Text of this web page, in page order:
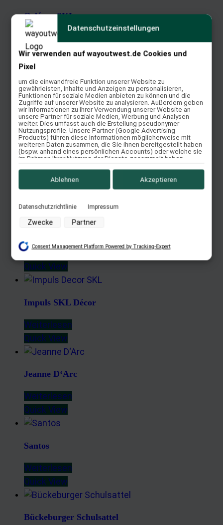
Orléans SKL
Weiterlesen
Quick View
Jerez
Weiterlesen
Quick View
Impuls Brilliant
Weiterlesen
Weiterlesen
Quick View
Impuls SKL Décor
Weiterlesen
Quick View
Jeanne D‘Arc
Weiterlesen
Quick View
Santos
Weiterlesen
Quick View
Bückeburger Schulsattel
Datenschutzeinstellungen
Wir verwenden auf wayoutwest.de Cookies und
Pixel
um die einwandfreie Funktion unserer Website zu
gewährleisten, Inhalte und Anzeigen zu personalisieren,
Funktionen für soziale Medien anbieten zu können und die
Zugriffe auf unserer Website zu analysieren. Außerdem geben
wir Informationen zu Ihrer Verwendung unserer Website an
unsere Partner für soziale Medien, Werbung und Analysen
weiter. Dies umfasst auch die Erstellung pseudonymer
Nutzungsprofile. Unsere Partner (Google Advertising
Products) führen diese Informationen möglicherweise mit
weiteren Daten zusammen, die Sie ihnen bereitgestellt haben
(bspw. anhand eines persönlichen Accounts) oder welche sie
im Rahmen Ihrer Nutzung der Dienste gesammelt haben
Nutzung von Cookies und Pixeln können Sie jederzeit
widerrufen, indem Sie auf den Datenschutz-Button links unten
klicken und dort die entsprechenden Anpassungen
Zwecke der Datenverarbeitung durch unsere Partner:
Endgerät
Erstellung von Profilen für personalisierte Werbung
Verwendung von Profilen zur Auswahl personalisierter Werbung
Verwendung von Profilen zur Auswahl personalisierter Inhalte
Messung der Werbeleistung
Messung der Performance von Inhalten
Analyse von Zielgruppen durch Statistiken oder Kombinationen
Entwicklung und Verbesserung der Angebote
Besondere Features:
Verwendung genauer Standortdaten
Datenschutzrichtlinie Impressum
Zwecke Partner
Ablehnen Akzeptieren
Consent Management Platform Powered by Tracking-Expert